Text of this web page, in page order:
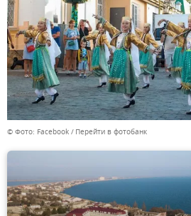
© Фото: Facebook Перейти в фотобанк